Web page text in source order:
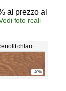
al prezzo al
foto reali
chiaro
+40%